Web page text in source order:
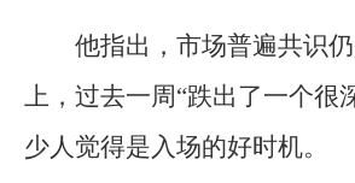
他指出，市场普遍共识
上，过去一周“跌出了一个很
少人觉得是入场的好时机。